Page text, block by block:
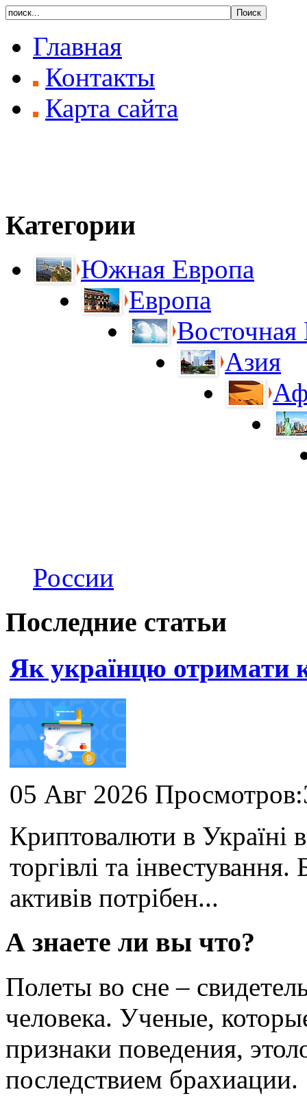
Главная
Контакты
Карта сайта
Категории
Южная Европа
Европа
Восточная
Азия
России
Последние статьи
Як українцю отримати
05 Авг 2026
Криптовалюти в Україні
торгівлі та
активів потрібен...
А знаете ли вы что?
Полеты во сне –
человека. Ученые,
признаки поведения,
последствием брахиации.